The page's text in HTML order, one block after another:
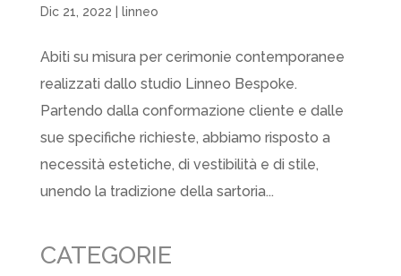
Dic 21, 2022 linneo
Abiti su misura per cerimonie contemporanee
realizzati dallo studio Linneo Bespoke.
Partendo dalla conformazione cliente e dalle
sue specifiche richieste, abbiamo risposto a
necessità estetiche, di vestibilità e di stile,
unendo la tradizione della sartoria...
CATEGORIE